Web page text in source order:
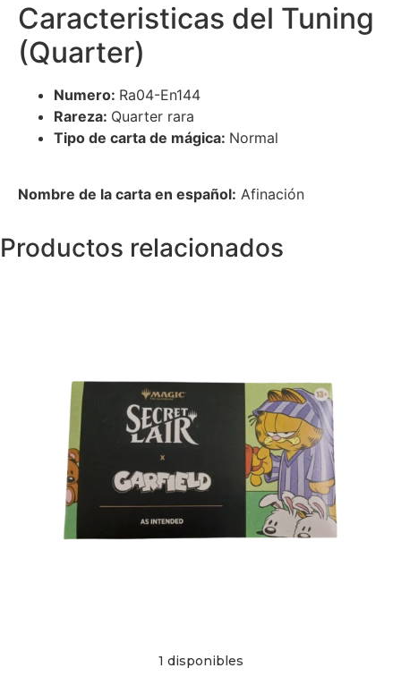
Caracteristicas del Tuning
(Quarter)
Numero: Ra04-En144
Rareza: Quarter rara
Tipo de carta de mágica: Normal
Nombre de la carta en español: Afinación
Productos relacionados
1 disponibles